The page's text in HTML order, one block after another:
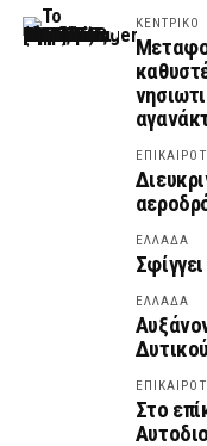
ΕΛΛΑΔΑ
ΕΛΛΑΔΑ
Στο